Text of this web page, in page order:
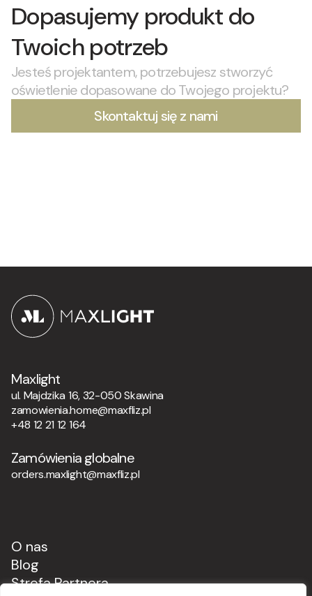
Dopasujemy produkt do
Twoich potrzeb
Jesteś projektantem, potrzebujesz stworzyć
oświetlenie dopasowane do Twojego projektu?
Skontaktuj się z nami
Maxlight
ul. Majdzika 16, 32-050 Skawina
zamowienia.home@maxfliz.pl
+48 12 21 12 164
Zamówienia globalne
orders.maxlight@maxfliz.pl
O nas
Blog
Strefa Partnera